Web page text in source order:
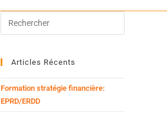
Articles Récents
Formation stratégie financière:
EPRD/ERDD